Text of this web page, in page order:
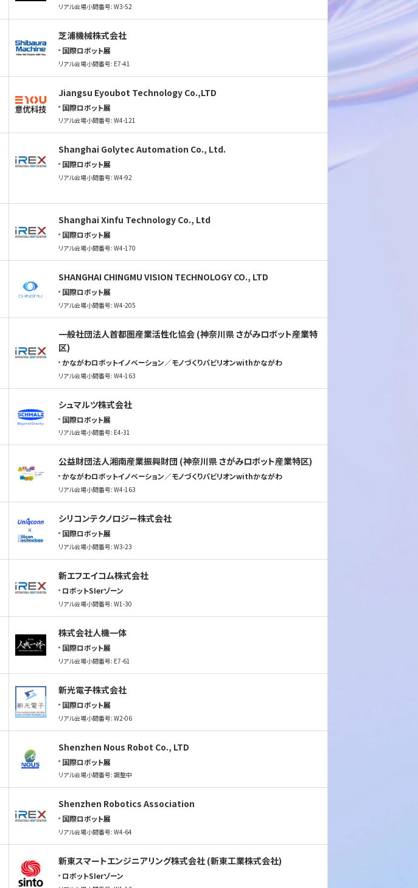
リアル会場小間番号: W3-52
芝浦機械株式会社
国際ロボット展
リアル会場小間番号: E7-41
Jiangsu Eyoubot Technology Co.,LTD
国際ロボット展
リアル会場小間番号: W4-121
Shanghai Golytec Automation Co., Ltd.
国際ロボット展
リアル会場小間番号: W4-92
Shanghai Xinfu Technology Co., Ltd
国際ロボット展
リアル会場小間番号: W4-170
SHANGHAI CHINGMU VISION TECHNOLOGY CO., LTD
国際ロボット展
リアル会場小間番号: W4-205
一般社団法人首都圏産業活性化協会 (神奈川県 さがみロボット産業特
区)
かながわロボットイノベーション／モノづくりパビリオンwithかながわ
リアル会場小間番号: W4-163
シュマルツ株式会社
国際ロボット展
リアル会場小間番号: E4-31
公益財団法人湘南産業振興財団 (神奈川県 さがみロボット産業特区)
かながわロボットイノベーション／モノづくりパビリオンwithかながわ
リアル会場小間番号: W4-163
シリコンテクノロジー株式会社
国際ロボット展
リアル会場小間番号: W3-23
新エフエイコム株式会社
ロボットSIerゾーン
リアル会場小間番号: W1-30
株式会社人機一体
国際ロボット展
リアル会場小間番号: E7-61
新光電子株式会社
国際ロボット展
リアル会場小間番号: W2-06
Shenzhen Nous Robot Co., LTD
国際ロボット展
リアル会場小間番号: 調整中
Shenzhen Robotics Association
国際ロボット展
リアル会場小間番号: W4-64
新東スマートエンジニアリング株式会社 (新東工業株式会社)
ロボットSIerゾーン